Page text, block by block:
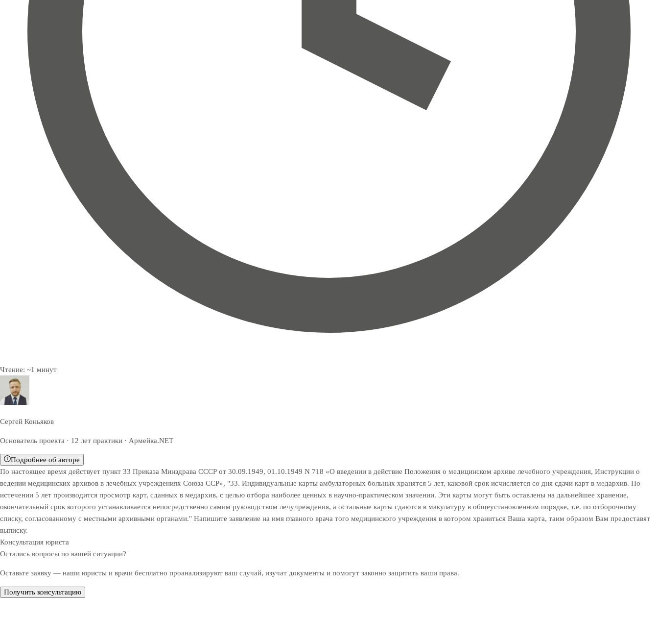
Чтение: ~1 минут
Сергей Коньяков
Основатель проекта · 12 лет практики · Армейка.NET
Подробнее об авторе
По настоящее время действует пункт 33 Приказа Минздрава СССР от 30.09.1949, 01.10.1949 N 718 «О введении в действие Положения о медицинском архиве лечебного учреждения, Инструкции о
ведении медицинских архивов в лечебных учреждениях Союза ССР», "33. Индивидуальные карты амбулаторных больных хранятся 5 лет, каковой срок исчисляется со дня сдачи карт в медархив. По
истечении 5 лет производится просмотр карт, сданных в медархив, с целью отбора наиболее ценных в научно-практическом значении. Эти карты могут быть оставлены на дальнейшее хранение,
окончательный срок которого устанавливается непосредственно самим руководством лечучреждения, а остальные карты сдаются в макулатуру в общеустановленном порядке, т.е. по отборочному
списку, согласованному с местными архивными органами." Напишите заявление на имя главного врача того медицинского учреждения в котором храниться Ваша карта, таим образом Вам предоставят
выписку.
Консультация юриста
Остались вопросы по вашей ситуации?
Оставьте заявку — наши юристы и врачи бесплатно проанализируют ваш случай, изучат документы и помогут законно защитить ваши права.
Получить консультацию